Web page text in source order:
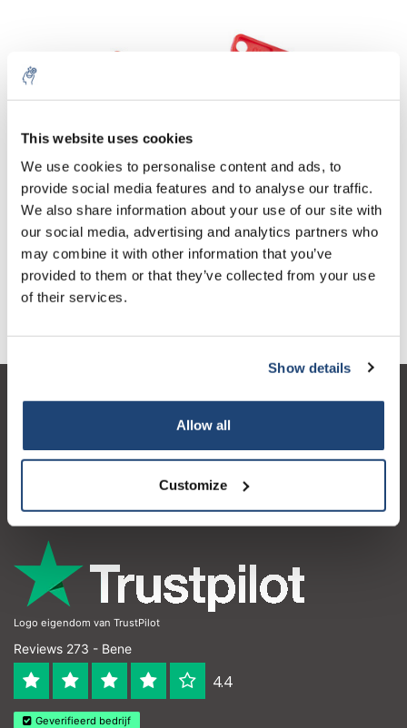
This website uses cookies
We use cookies to personalise content and ads, to
provide social media features and to analyse our traffic.
We also share information about your use of our site with
our social media, advertising and analytics partners who
may combine it with other information that you’ve
provided to them or that they’ve collected from your use
of their services.
Show details
Allow all
Customize
valvola di drenaggio
€14,44 IVA Esc.
valvola di drenaggio
€32,00 IVA Esc.
Servizio di assistenza
Orari di apertura
Logo eigendom van TrustPilot
Reviews 273 - Bene
4.4
Geverifieerd bedrijf